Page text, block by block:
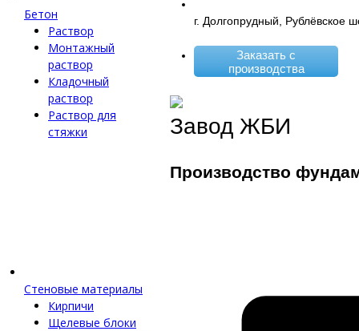
Бетон
Раствор
Монтажный
раствор
Кладочный
раствор
Раствор для
стяжки
Стеновые материалы
Кирпичи
Щелевые блоки
г. Долгопрудный, Рублёвское
Заказать с
производства
Завод ЖБИ
Производство